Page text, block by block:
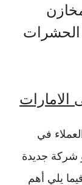
في
جديدة
يلي أهم